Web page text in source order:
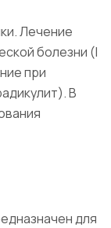
Лечение
болезни (I
при
В
для